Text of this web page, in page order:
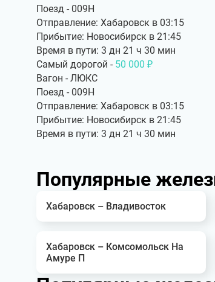
Поезд - 009Н
Отправление: Хабаровск в 03:15
Прибытие: Новосибирск в 21:45
Время в пути: 3 дн 21 ч 30 мин
Самый дорогой - 50 000 ₽
Вагон - ЛЮКС
Поезд - 009Н
Отправление: Хабаровск в 03:15
Прибытие: Новосибирск в 21:45
Время в пути: 3 дн 21 ч 30 мин
Популярные
Хабаровск – Владивосток
Хабаровск – Комсомольск На
Амуре П